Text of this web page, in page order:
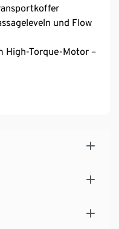
und Flow
High-Torque-Motor –
und sehr kurze
auch vor oder nach